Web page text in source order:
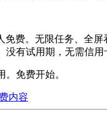
免费。无限任务、全屏
没有试用期，无需信用
。免费开始。
内容